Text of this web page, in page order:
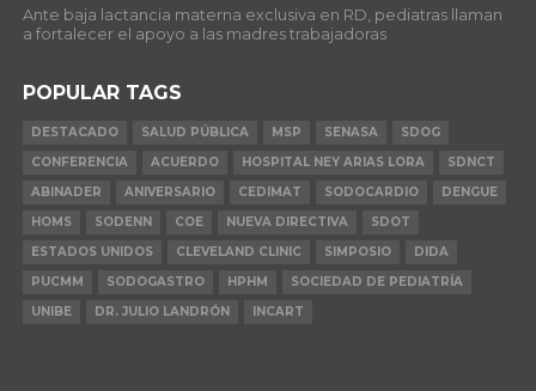
Ante baja lactancia materna exclusiva en RD, pediatras llaman
a fortalecer el apoyo a las madres trabajadoras
POPULAR TAGS
DESTACADO SALUD PÚBLICA MSP SENASA
SDOG
CONFERENCIA
ACUERDO HOSPITAL NEY ARIAS LORA
SDNCT
ABINADER
ANIVERSARIO CEDIMAT SODOCARDIO
DENGUE
HOMS
SODENN COE NUEVA DIRECTIVA
SDOT
ESTADOS UNIDOS
CLEVELAND CLINIC SIMPOSIO
DIDA
PUCMM
SODOGASTRO HPHM
SOCIEDAD DE PEDIATRÍA
UNIBE
DR. JULIO LANDRÓN INCART